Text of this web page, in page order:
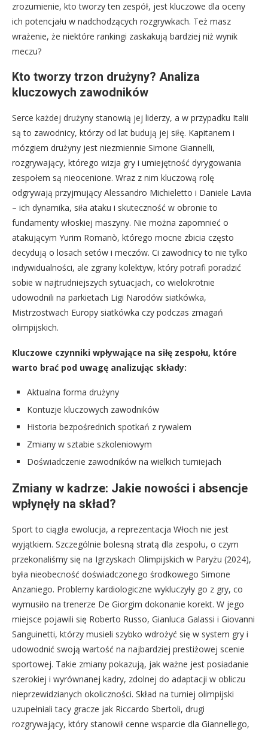
zrozumienie, kto tworzy ten zespół, jest kluczowe dla oceny
ich potencjału w nadchodzących rozgrywkach. Też masz
wrażenie, że niektóre rankingi zaskakują bardziej niż wynik
meczu?
Kto tworzy trzon drużyny? Analiza
kluczowych zawodników
Serce każdej drużyny stanowią jej liderzy, a w przypadku Italii
są to zawodnicy, którzy od lat budują jej siłę. Kapitanem i
mózgiem drużyny jest niezmiennie Simone Giannelli,
rozgrywający, którego wizja gry i umiejętność dyrygowania
zespołem są nieocenione. Wraz z nim kluczową rolę
odgrywają przyjmujący Alessandro Michieletto i Daniele Lavia
– ich dynamika, siła ataku i skuteczność w obronie to
fundamenty włoskiej maszyny. Nie można zapomnieć o
atakującym Yurim Romanò, którego mocne zbicia często
decydują o losach setów i meczów. Ci zawodnicy to nie tylko
indywidualności, ale zgrany kolektyw, który potrafi poradzić
sobie w najtrudniejszych sytuacjach, co wielokrotnie
udowodnili na parkietach Ligi Narodów siatkówka,
Mistrzostwach Europy siatkówka czy podczas zmagań
olimpijskich.
Kluczowe czynniki wpływające na siłę zespołu, które
warto brać pod uwagę analizując składy:
Aktualna forma drużyny
Kontuzje kluczowych zawodników
Historia bezpośrednich spotkań z rywalem
Zmiany w sztabie szkoleniowym
Doświadczenie zawodników na wielkich turniejach
Zmiany w kadrze: Jakie nowości i absencje
wpłynęły na skład?
Sport to ciągła ewolucja, a reprezentacja Włoch nie jest
wyjątkiem. Szczególnie bolesną stratą dla zespołu, o czym
przekonaliśmy się na Igrzyskach Olimpijskich w Paryżu (2024),
była nieobecność doświadczonego środkowego Simone
Anzaniego. Problemy kardiologiczne wykluczyły go z gry, co
wymusiło na trenerze De Giorgim dokonanie korekt. W jego
miejsce pojawili się Roberto Russo, Gianluca Galassi i Giovanni
Sanguinetti, którzy musieli szybko wdrożyć się w system gry i
udowodnić swoją wartość na najbardziej prestiżowej scenie
sportowej. Takie zmiany pokazują, jak ważne jest posiadanie
szerokiej i wyrównanej kadry, zdolnej do adaptacji w obliczu
nieprzewidzianych okoliczności. Skład na turniej olimpijski
uzupełniali tacy gracze jak Riccardo Sbertoli, drugi
rozgrywający, który stanowił cenne wsparcie dla Giannellego,